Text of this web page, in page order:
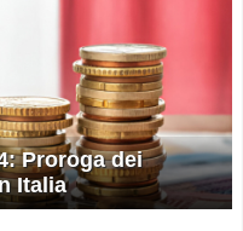
Proroga dei
Italia